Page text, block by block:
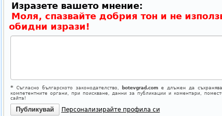
Изразете вашето мнение:
Моля, спазвайте добрия тон и не
обидни изрази!
*Съгласно българското законодателство, botevgrad.comе длъжен да
компетентните органи, при поискване, данни за публикации и коментари,
сайта!
Персонализирайте профила си